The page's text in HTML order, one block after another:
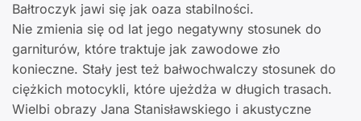
Bałtroczyk jawi się jak oaza stabilności.
Nie zmienia się od lat jego negatywny stosunek do
garniturów, które traktuje jak zawodowe zło
konieczne. Stały jest też bałwochwalczy stosunek do
ciężkich motocykli, które ujeżdża w długich trasach.
Wielbi obrazy Jana Stanisławskiego i akustyczne